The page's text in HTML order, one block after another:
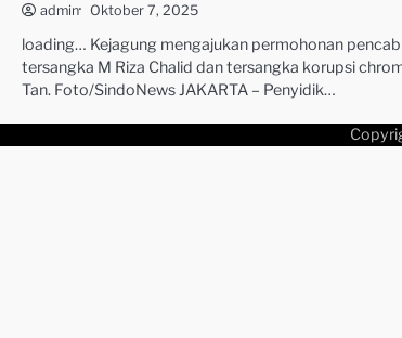
admin Oktober 7, 2025
loading… Kejagung mengajukan permohonan
tersangka M Riza Chalid dan tersangka korupsi
Tan. Foto/SindoNews JAKARTA – Penyidik…